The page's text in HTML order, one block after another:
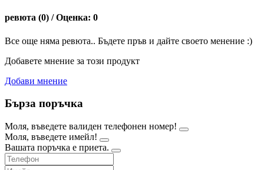
ревюта (0) / Оценка: 0
Все още няма ревюта.. Бъдете пръв и дайте своето менение :)
Добавете мнение за този продукт
Добави мнение
Бърза поръчка
Моля, въведете валиден телефонен номер!
Моля, въведете имейл!
Вашата поръчка е приета.